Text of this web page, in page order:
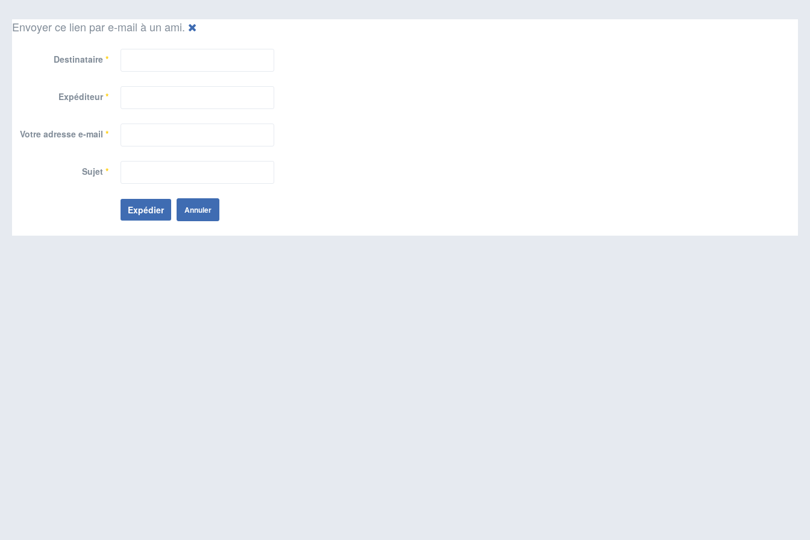
Envoyer ce lien par e-mail à un ami.
Destinataire *
Expéditeur *
Votre adresse e-mail *
Sujet *
Expédier Annuler